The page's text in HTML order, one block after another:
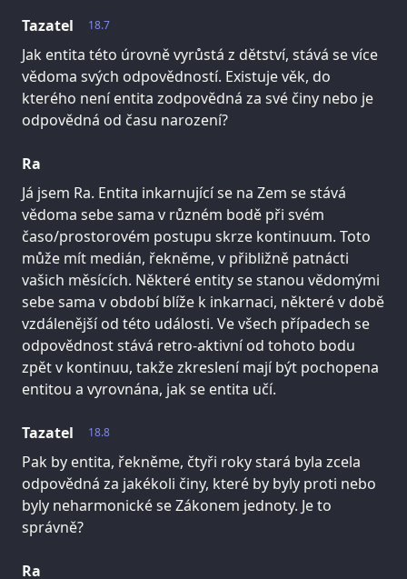
18.7
Tazatel
Jak entita této úrovně vyrůstá z dětství, stává se více
vědoma svých odpovědností. Existuje věk, do
kterého není entita zodpovědná za své činy nebo je
odpovědná od času narození?
Ra
Já jsem Ra. Entita inkarnující se na Zem se stává
vědoma sebe sama v různém bodě při svém
časo/prostorovém postupu skrze kontinuum. Toto
může mít medián, řekněme, v přibližně patnácti
vašich měsících. Některé entity se stanou vědomými
sebe sama v období blíže k inkarnaci, některé v době
vzdálenější od této události. Ve všech případech se
odpovědnost stává retro-aktivní od tohoto bodu
zpět v kontinuu, takže zkreslení mají být pochopena
entitou a vyrovnána, jak se entita učí.
18.8
Tazatel
Pak by entita, řekněme, čtyři roky stará byla zcela
odpovědná za jakékoli činy, které by byly proti nebo
byly neharmonické se Zákonem jednoty. Je to
správně?
Ra